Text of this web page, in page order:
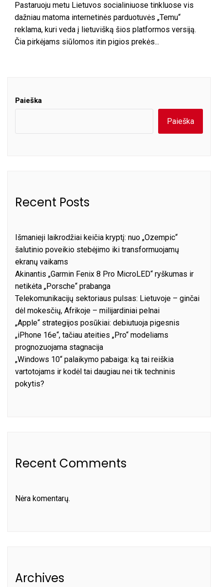
Pastaruoju metu Lietuvos socialiniuose tinkluose vis
dažniau matoma internetinės parduotuvės „Temu“
reklama, kuri veda į lietuvišką šios platformos versiją.
Čia pirkėjams siūlomos itin pigios prekės...
Paieška
Paieška
Recent Posts
Išmanieji laikrodžiai keičia kryptį: nuo „Ozempic“
šalutinio poveikio stebėjimo iki transformuojamų
ekranų vaikams
Akinantis „Garmin Fenix 8 Pro MicroLED“ ryškumas ir
netikėta „Porsche“ prabanga
Telekomunikacijų sektoriaus pulsas: Lietuvoje – ginčai
dėl mokesčių, Afrikoje – milijardiniai pelnai
„Apple“ strategijos posūkiai: debiutuoja pigesnis
„iPhone 16e“, tačiau ateities „Pro“ modeliams
prognozuojama stagnacija
„Windows 10“ palaikymo pabaiga: ką tai reiškia
vartotojams ir kodėl tai daugiau nei tik techninis
pokytis?
Recent Comments
Nėra komentarų.
Archives